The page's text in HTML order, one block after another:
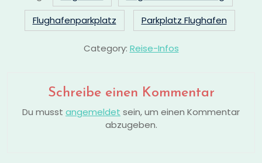
Flughafenparkplatz
Parkplatz Flughafen
Category: Reise-Infos
Schreibe einen Kommentar
Du musst angemeldet sein, um einen Kommentar
abzugeben.